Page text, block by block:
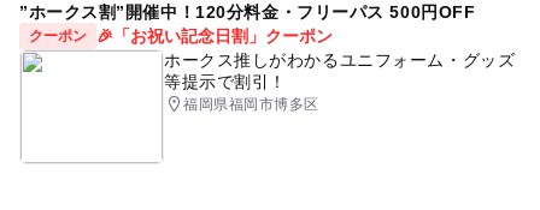
”ホークス割”開催中！120分料金・フリーパス 500円OFF
クーポン
🎉「お祝い記念日割」クーポン
ホークス推しがわかるユニフォーム・グッズ
等提示で割引！
福岡県福岡市博多区